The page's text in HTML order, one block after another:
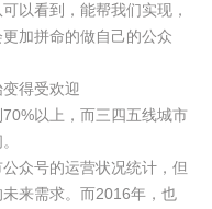
看到，能帮我们实现，
加拼命的做自己的公众
得受欢迎
以上，而三四五线城市
众号的运营状况统计，但
来需求。而2016年，也